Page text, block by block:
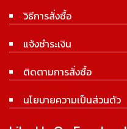
วิธีการสั่งซื้อ
แจ้งชำระเงิน
ติดตามการสั่งซื้อ
นโยบายความเป็นส่วนตัว